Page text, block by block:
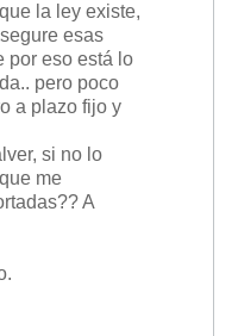
la ley existe,
esas
por eso está lo
pero poco
a plazo fijo y
si no lo
me
A